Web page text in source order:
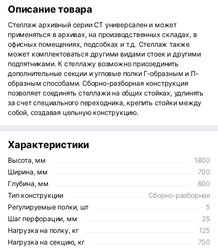
Описание товара
Стеллаж архивный серии СТ универсален и может
применяться в архивах, на производственных складах, в
офисных помещениях, подсобках и т.д. Стеллаж также
может комплектоваться другими видами стоек и другими
подпятниками. К стеллажу возможно присоединить
дополнительные секции и угловые полки Г-образным и П-
образным способами. Сборно-разборная конструкция
позволяет соединять стеллажи на общих стойках, удлинять
за счет специального переходника, крепить стойки между
собой, создавая цельную конструкцию.
Характеристики
Высота, мм
1800
Ширина, мм
700
Глубина, мм
600
Тип конструкции
Сборно-разборная
Регулируемые полки, шт
5
Шаг перфорации, мм
25
Нагрузка на полку, кг
125
Нагрузка на секцию, кг
750